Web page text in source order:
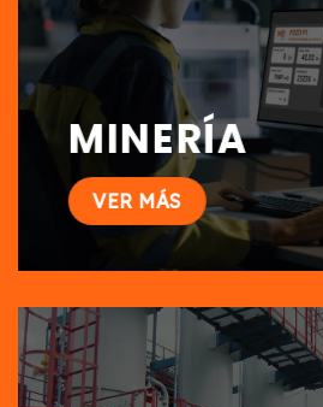
MINERÍA
VER MÁS